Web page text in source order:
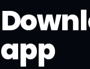
app